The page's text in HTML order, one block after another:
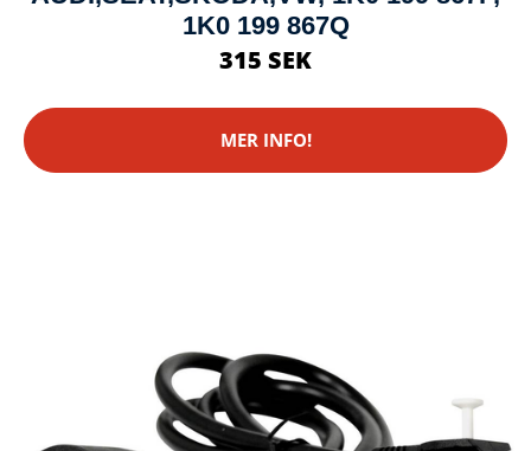
1K0 199 867Q
315 SEK
MER INFO!